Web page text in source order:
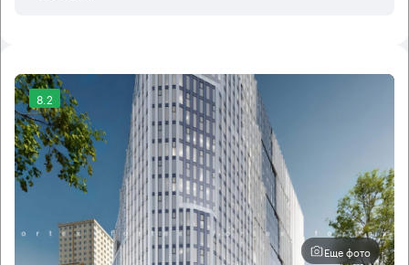
8.2
Еще фото